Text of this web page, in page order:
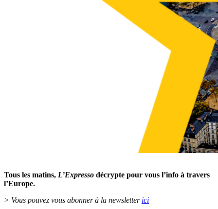
Tous les matins, L’Expresso décrypte pour vous l’info à travers
l’Europe.
> Vous pouvez vous abonner à la newsletter ici